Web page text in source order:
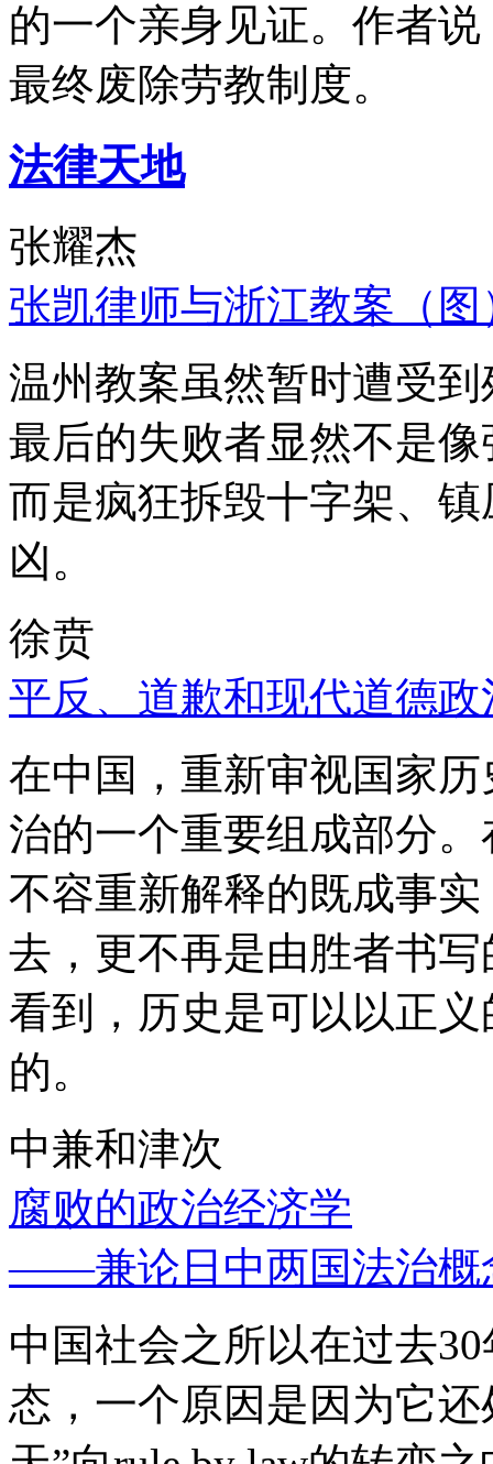
的一个亲身见证。作者
最终废除劳教制度。
法律天地
张耀杰
张凯律师与浙江教案（图
温州教案虽然暂时遭受
最后的失败者显然不是
而是疯狂拆毁十字架、
凶。
徐贲
平反、道歉和现代道德政
在中国，重新审视国家
治的一个重要组成部分
不容重新解释的既成事
去，更不再是由胜者书
看到，历史是可以以正
的。
中兼和津次
腐败的政治经济学
——兼论日中两国法治概
中国社会之所以在过去
态，一个原因是因为它